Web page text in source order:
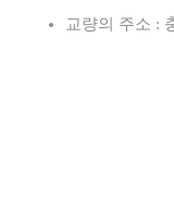
교량의 주소 :